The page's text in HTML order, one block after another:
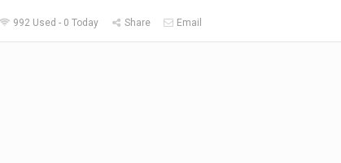
992 Used - 0 Today Share Email